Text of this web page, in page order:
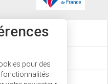
°
pour des
fonctionnalités